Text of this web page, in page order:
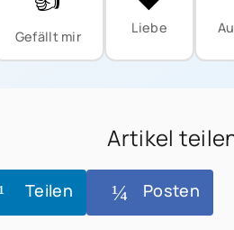
Gefällt mir
Liebe
Artikel
Teilen Posten